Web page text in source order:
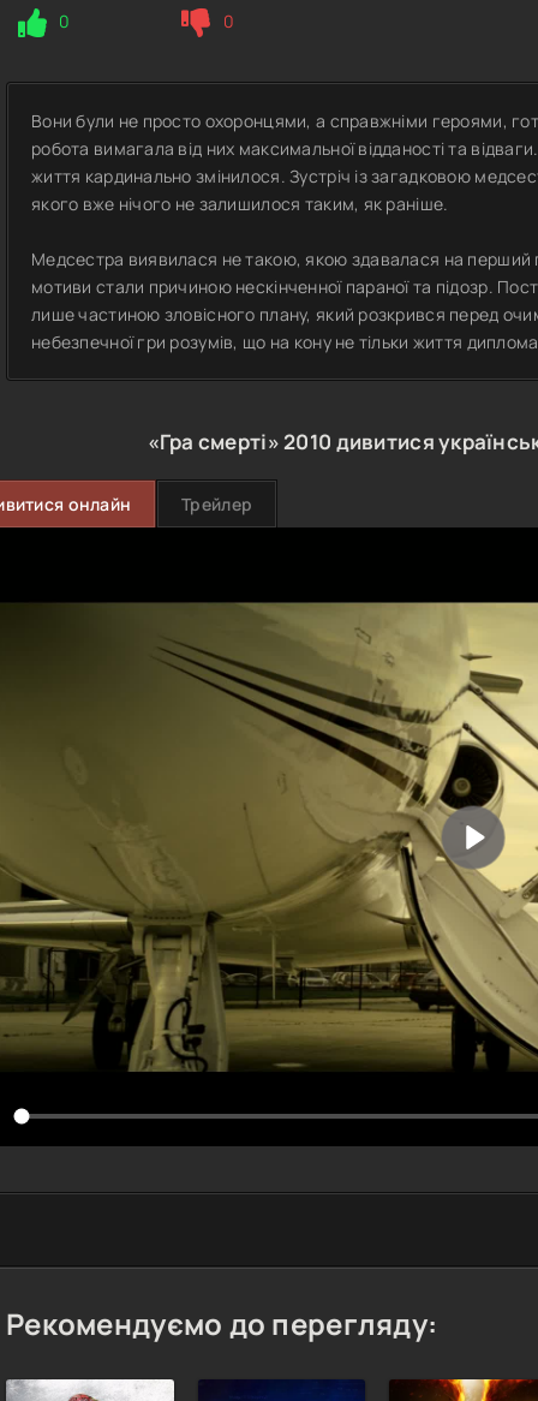
0 0
Вони були не просто охоронцями, а справжніми героями,
робота вимагала від них максимальної відданості та
життя кардинально змінилося. Зустріч із загадковою
якого вже нічого не залишилося таким, як раніше.
Медсестра виявилася не такою, якою здавалася на перший
мотиви стали причиною нескінченної параної та підозр.
лише частиною зловісного плану, який розкрився перед
небезпечної гри розумів, що на кону не тільки життя
«Гра смерті»2010 дивитися
онлайн Трейлер
Рекомендуємо до перегляду: